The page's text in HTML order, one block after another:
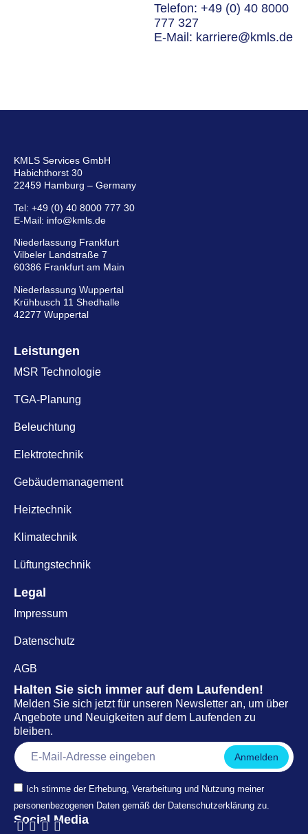
Telefon: +49 (0) 40 8000
777 327
E-Mail: karriere@kmls.de
KMLS Services GmbH
Habichthorst 30
22459 Hamburg – Germany
Tel: +49 (0) 40 8000 777 30
E-Mail: info@kmls.de
Niederlassung Frankfurt
Vilbeler Landstraße 7
60386 Frankfurt am Main
Niederlassung Wuppertal
Krühbusch 11 Shedhalle
42277 Wuppertal
Leistungen
MSR Technologie
TGA-Planung
Beleuchtung
Elektrotechnik
Gebäudemanagement
Heiztechnik
Klimatechnik
Lüftungstechnik
Legal
Impressum
Datenschutz
AGB
Halten Sie sich immer auf dem Laufenden!
Melden Sie sich jetzt für unseren Newsletter an, um über
Angebote und Neuigkeiten auf dem Laufenden zu
bleiben.
Ich stimme der Erhebung, Verarbeitung und Nutzung meiner
personenbezogenen Daten gemäß der Datenschutzerklärung zu.
Anmelden
Social Media